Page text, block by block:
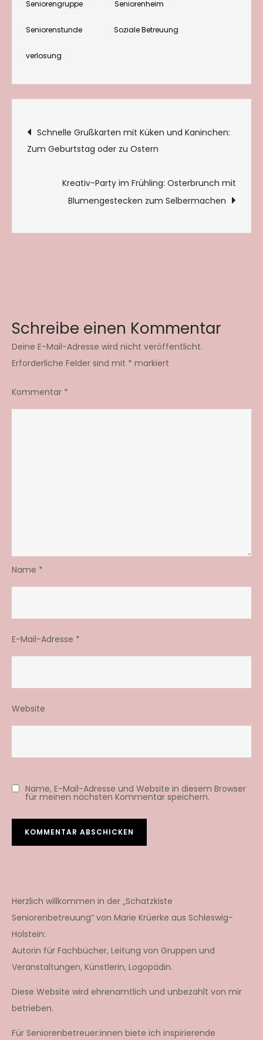
Seniorengruppe Seniorenheim
Seniorenstunde Soziale Betreuung
verlosung
Beitragsnavigation
Schnelle Grußkarten mit Küken und Kaninchen:
Zum Geburtstag oder zu Ostern
Kreativ-Party im Frühling: Osterbrunch mit
Blumengestecken zum Selbermachen
Schreibe einen Kommentar
Deine E-Mail-Adresse wird nicht veröffentlicht.
Erforderliche Felder sind mit * markiert
Kommentar *
Name *
E-Mail-Adresse *
Website
Name, E-Mail-Adresse und Website in diesem Browser
für meinen nächsten Kommentar speichern.
Herzlich willkommen in der „Schatzkiste
Seniorenbetreuung“ von Marie Krüerke aus Schleswig-
Holstein:
Autorin für Fachbücher, Leitung von Gruppen und
Veranstaltungen, Künstlerin, Logopädin.
Diese Website wird ehrenamtlich und unbezahlt von mir
betrieben.
Für Seniorenbetreuer:innen biete ich inspirierende